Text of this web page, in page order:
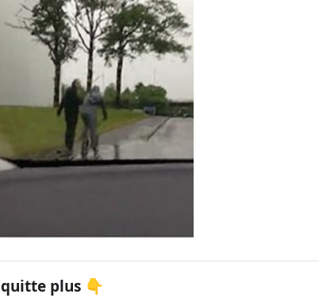
quitte plus 👇